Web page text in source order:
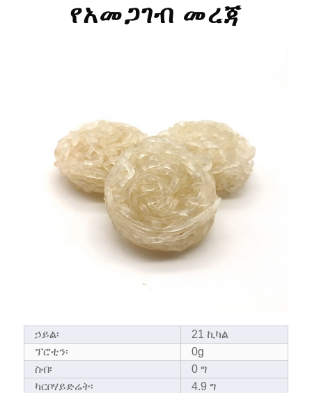
የአመጋገብ መረጃ
ኃይል፡
21 ኪካል
ፕሮቲን፡
0g
ስብ፡
0 ግ
ካርቦሃይድሬት፡
4.9 ግ